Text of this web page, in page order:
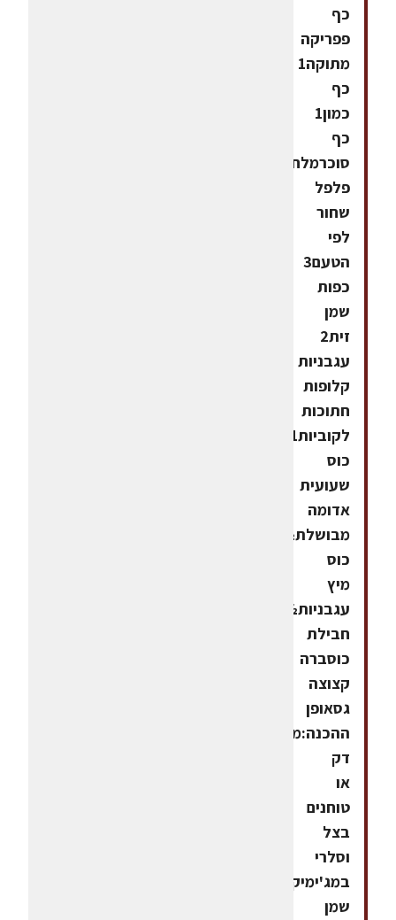
כף
פפריקה
מתוקה1
כף
כמון1
כף
סוכרמלח
פלפל
שחור
לפי
הטעם3
כפות
שמן
זית2
עגבניות
קלופות
חתוכות
לקוביות1
כוס
שעועית
אדומה
מבושלת½
כוס
מיץ
עגבניות½
חבילת
כוסברה
קצוצה
גסאופן
ההכנה:מקצצים
דק
או
טוחנים
בצל
וסלרי
במג'ימיקס.מחממים
שמן